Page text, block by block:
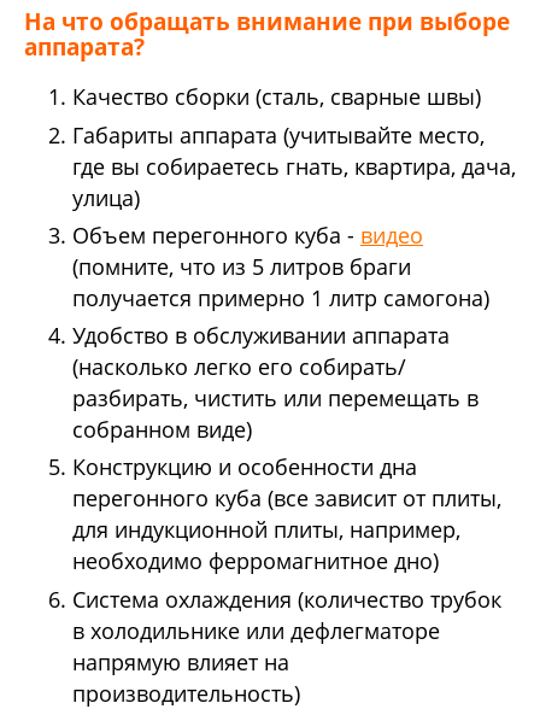
На что обращать внимание при выборе
аппарата?
Качество сборки (сталь, сварные швы)
Габариты аппарата (учитывайте место,
где вы собираетесь гнать, квартира, дача,
улица)
Объем перегонного куба - видео
(помните, что из 5 литров браги
получается примерно 1 литр самогона)
Удобство в обслуживании аппарата
(насколько легко его собирать/
разбирать, чистить или перемещать в
собранном виде)
Конструкцию и особенности дна
перегонного куба (все зависит от плиты,
для индукционной плиты, например,
необходимо ферромагнитное дно)
Система охлаждения (количество трубок
в холодильнике или дефлегматоре
напрямую влияет на
производительность)